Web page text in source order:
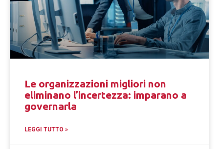
Le organizzazioni migliori non
eliminano l’incertezza: imparano a
governarla
LEGGI TUTTO »